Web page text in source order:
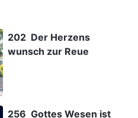
202 Der Herzens
wunsch zur Reue
256 Gottes Wesen ist